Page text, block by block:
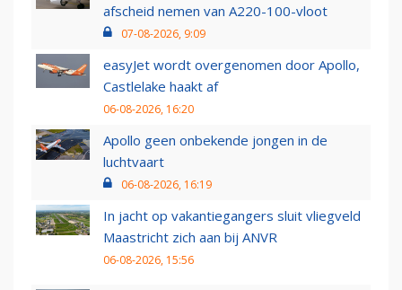
afscheid nemen van A220-100-vloot
07-08-2026, 9:09
easyJet wordt overgenomen door Apollo,
Castlelake haakt af
06-08-2026, 16:20
Apollo geen onbekende jongen in de
luchtvaart
06-08-2026, 16:19
In jacht op vakantiegangers sluit vliegveld
Maastricht zich aan bij ANVR
06-08-2026, 15:56